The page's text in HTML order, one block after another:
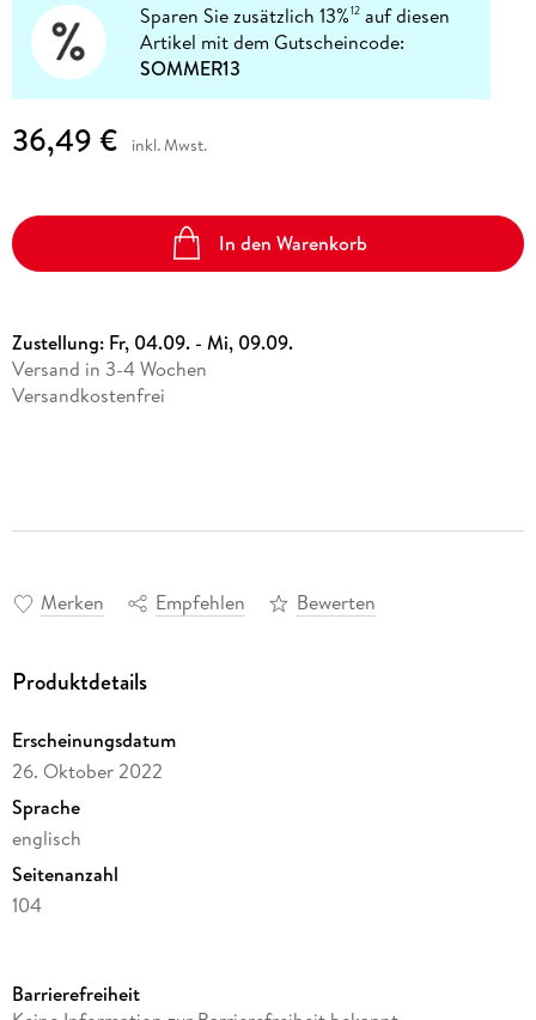
Sparen Sie zusätzlich 13%12 auf diesen
Artikel mit dem Gutscheincode:
SOMMER13
36,49 € inkl. Mwst.
In den Warenkorb
Zustellung: Fr, 04.09. - Mi, 09.09.
Versand in 3-4 Wochen
Versandkostenfrei
Merken Empfehlen Bewerten
Produktdetails
Erscheinungsdatum
26. Oktober 2022
Sprache
englisch
Seitenanzahl
104
Verlag/Hersteller
Barrierefreiheit